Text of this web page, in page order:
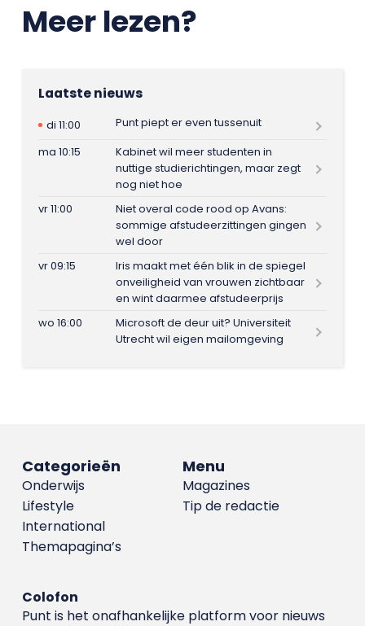
Meer lezen?
Laatste nieuws
di 11:00
Punt piept er even tussenuit
ma 10:15
Kabinet wil meer studenten in
nuttige studierichtingen, maar zegt
nog niet hoe
vr 11:00
Niet overal code rood op Avans:
sommige afstudeerzittingen gingen
wel door
vr 09:15
Iris maakt met één blik in de spiegel
onveiligheid van vrouwen zichtbaar
en wint daarmee afstudeerprijs
wo 16:00
Microsoft de deur uit? Universiteit
Utrecht wil eigen mailomgeving
Menu
Magazines
Tip de redactie
Categorieën
Onderwijs
Lifestyle
International
Themapagina’s
Colofon
Punt is het onafhankelijke platform voor nieuws